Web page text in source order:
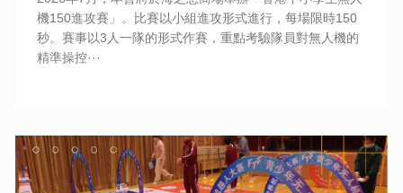
機150進攻賽」。比賽以小組進攻形式進行，每場限時150
秒。賽事以3人一隊的形式作賽，重點考驗隊員對無人機的
精準操控···